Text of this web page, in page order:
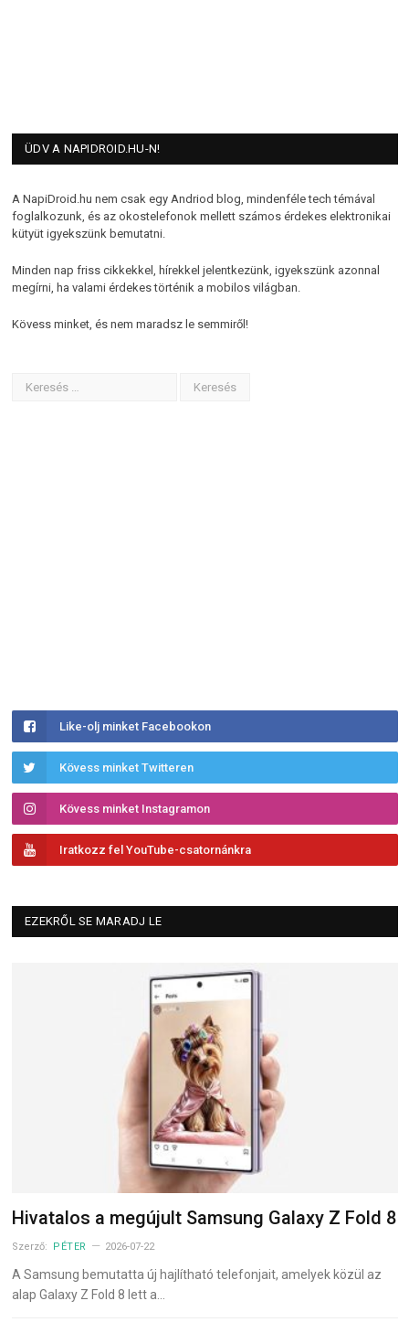
ÜDV A NAPIDROID.HU-N!
A NapiDroid.hu nem csak egy Andriod blog, mindenféle tech témával
foglalkozunk, és az okostelefonok mellett számos érdekes elektronikai
kütyüt igyekszünk bemutatni.
Minden nap friss cikkekkel, hírekkel jelentkezünk, igyekszünk azonnal
megírni, ha valami érdekes történik a mobilos világban.
Kövess minket, és nem maradsz le semmiről!
Like-olj minket Facebookon
Kövess minket Twitteren
Kövess minket Instagramon
Iratkozz fel YouTube-csatornánkra
EZEKRŐL SE MARADJ LE
Hivatalos a megújult Samsung Galaxy Z Fold 8
Szerző: PÉTER 2026-07-22
A Samsung bemutatta új hajlítható telefonjait, amelyek közül az
alap Galaxy Z Fold 8 lett a…